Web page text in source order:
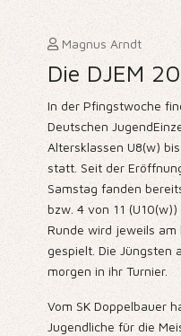
Magnus Arndt
Die DJEM
In der Pfingstwoche
Deutschen
Altersklassen U8(w)
statt. Seit der
Samstag fanden
bzw. 4 von 11
Runde wird jeweils am
gespielt. Die Jüngsten
morgen in ihr Turnier.
Vom SK Doppelbauer
Jugendliche für die